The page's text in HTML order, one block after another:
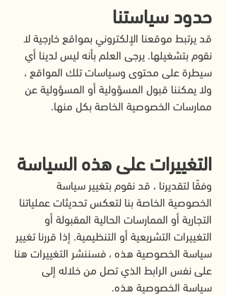
حدود سياستنا
قد يرتبط موقعنا الإلكتروني بمواقع خارجية لا
نقوم بتشغيلها. يرجى العلم بأنه ليس لدينا أي
سيطرة على محتوى وسياسات تلك المواقع ،
ولا يمكننا قبول المسؤولية أو المسؤولية عن
ممارسات الخصوصية الخاصة بكل منها.
التغييرات على هذه السياسة
وفقًا لتقديرنا ، قد نقوم بتغيير سياسة
الخصوصية الخاصة بنا لتعكس تحديثات عملياتنا
التجارية أو الممارسات الحالية المقبولة أو
التغييرات التشريعية أو التنظيمية. إذا قررنا تغيير
سياسة الخصوصية هذه ، فسننشر التغييرات هنا
على نفس الرابط الذي تصل من خلاله إلى
سياسة الخصوصية هذه.